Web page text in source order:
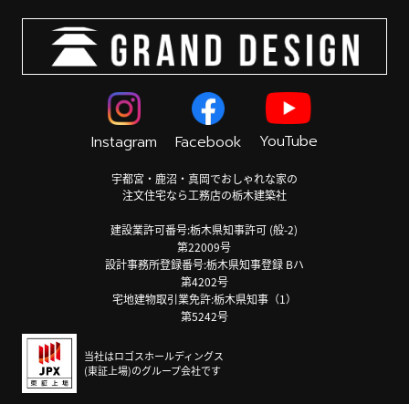
Instagram Facebook YouTube
宇都宮・鹿沼・真岡でおしゃれな家の
注文住宅なら工務店の栃木建築社
建設業許可番号:栃木県知事許可 (般-2)
第22009号
設計事務所登録番号:栃木県知事登録 Bハ
第4202号
宅地建物取引業免許:栃木県知事（1）
第5242号
当社はロゴスホールディングス
(東証上場)のグループ会社です